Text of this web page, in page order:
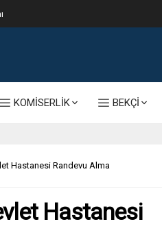
KOMİSERLİK BEKÇİ
Hastanesi Randevu Alma
Hastanesi